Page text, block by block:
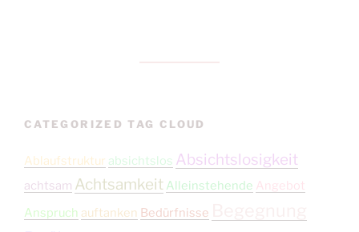
CATEGORIZED TAG CLOUD
Ablaufstruktur absichtslos Absichtslosigkeit
achtsam Achtsamkeit Alleinstehende Angebot
Anspruch auftanken Bedürfnisse